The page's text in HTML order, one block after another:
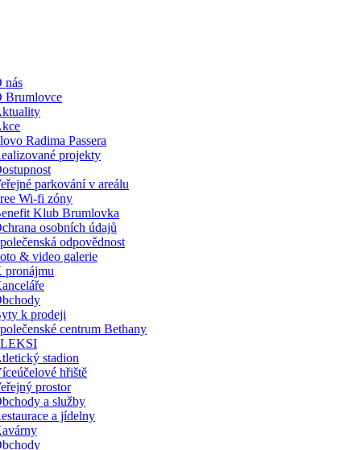
nás
Brumlovce
Radima Passera
projekty
parkování v areálu
Wi-fi zóny
Klub Brumlovka
osobních údajů
odpovědnost
& video galerie
pronájmu
k prodeji
centrum Bethany
stadion
hřiště
prostor
a služby
a jídelny